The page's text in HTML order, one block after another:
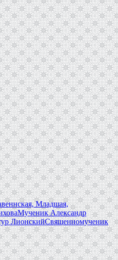
Младшая,
Мученик Александр
ЛионскийСвященномученик